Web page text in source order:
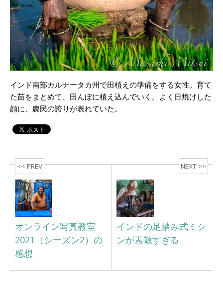
インド南部カルナータカ州で田植えの準備をする女性。育て
た苗をまとめて、田んぼに植え込んでいく。よく日焼けした
顔に、農民の誇りが表れていた。
<< PREV
オンライン写真教室
2021（シーズン2）の
感想
NEXT >>
インドの足踏み式ミシ
ンが素敵すぎる